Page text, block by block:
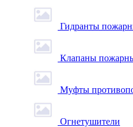
Гидранты
Клапаны
Муфты
Огнетушители